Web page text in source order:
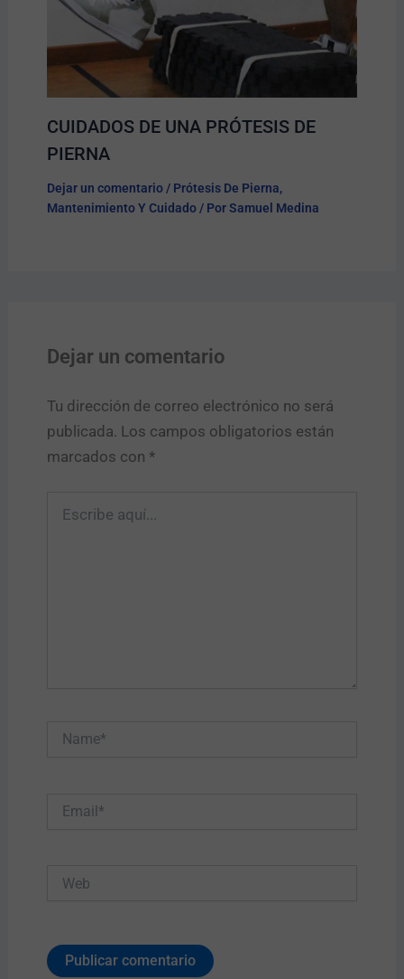
CUIDADOS DE UNA PRÓTESIS DE
PIERNA
Dejar un comentario / Prótesis De Pierna,
Mantenimiento Y Cuidado/ PorSamuel Medina
Dejar un comentario
Tu dirección de correo electrónico no será
publicada. Los campos obligatorios están
marcados con *
aquí...